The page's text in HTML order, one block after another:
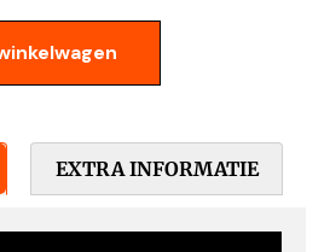
EXTRA INFORMATIE